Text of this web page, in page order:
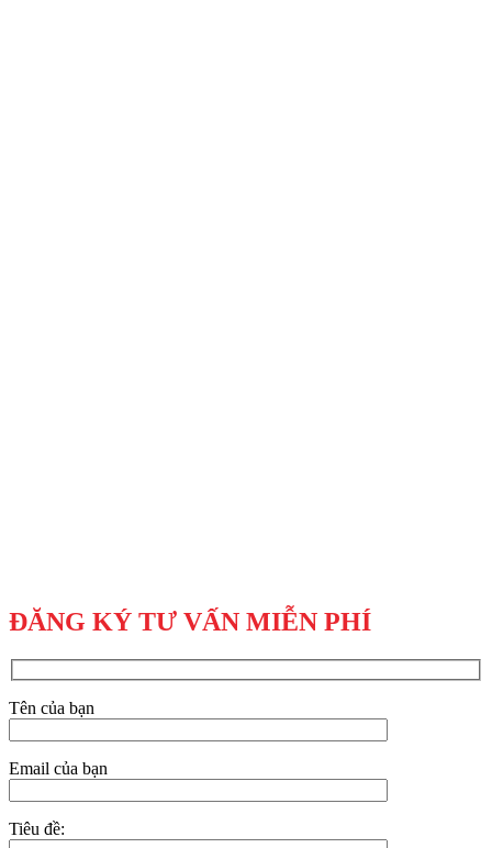
ĐĂNG KÝ TƯ VẤN MIỄN PHÍ
Tên của bạn
Email của bạn
Tiêu đề: